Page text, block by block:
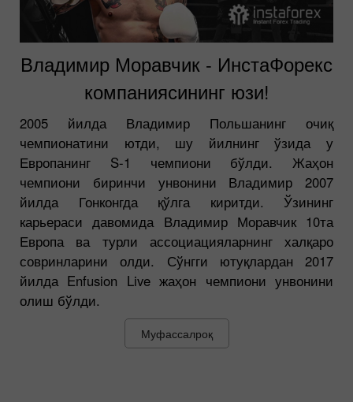
Владимир Моравчик - ИнстаФорекс
компаниясининг юзи!
2005 йилда Владимир Польшанинг очиқ
чемпионатини ютди, шу йилнинг ўзида у
Европанинг S-1 чемпиони бўлди. Жаҳон
чемпиони биринчи унвонини Владимир 2007
йилда Гонконгда қўлга киритди. Ўзининг
карьераси давомида Владимир Моравчик 10та
Европа ва турли ассоциацияларнинг халқаро
совринларини олди. Сўнгги ютуқлардан 2017
йилда Enfusion Live жаҳон чемпиони унвонини
олиш бўлди.
Муфассалроқ